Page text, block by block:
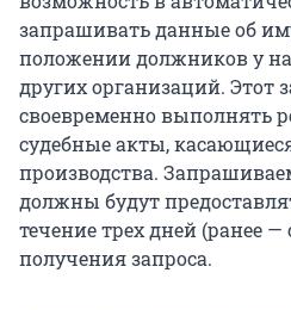
запрашивать данные об
положении должников у
других организаций. Этот
своевременно выполнять
судебные акты,
производства.
должны будут
течение трех дней (ранее
получения запроса.